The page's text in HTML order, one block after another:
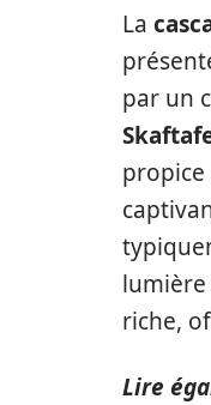
La
par un
propice
riche,
Lire